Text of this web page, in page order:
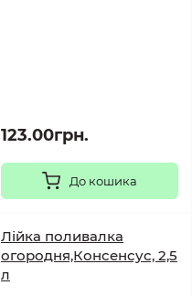
123.00грн.
До кошика
Лійка поливалка
огородня,Консенсус, 2,5
л